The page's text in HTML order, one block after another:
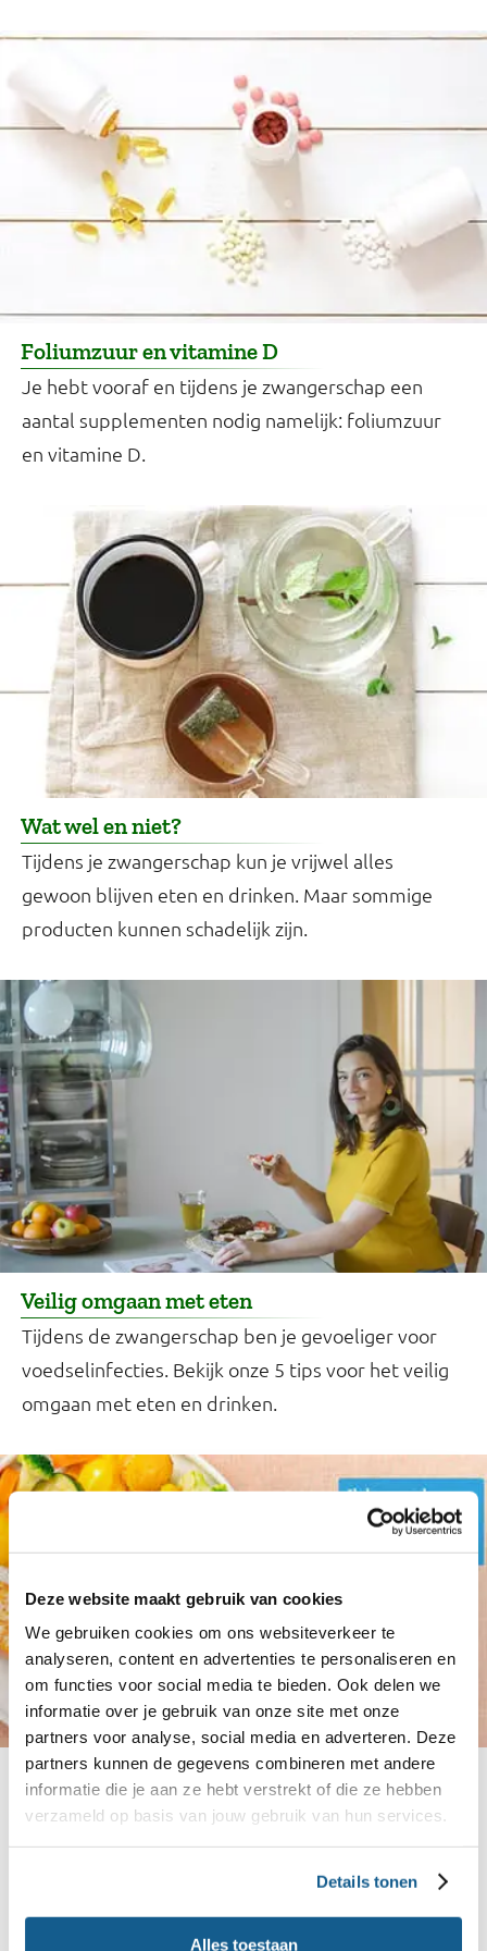
Deze website maakt gebruik van cookies
We gebruiken cookies om ons websiteverkeer te
analyseren, content en advertenties te personaliseren en
om functies voor social media te bieden. Ook delen we
informatie over je gebruik van onze site met onze
partners voor analyse, social media en adverteren. Deze
partners kunnen de gegevens combineren met andere
informatie die je aan ze hebt verstrekt of die ze hebben
verzameld op basis van jouw gebruik van hun services.
Details tonen
Alles toestaan
Foliumzuur en vitamine D
Je hebt vooraf en tijdens je zwangerschap een
aantal supplementen nodig namelijk: foliumzuur
en vitamine D.
Wat wel en niet?
Tijdens je zwangerschap kun je vrijwel alles
gewoon blijven eten en drinken. Maar sommige
producten kunnen schadelijk zijn.
Veilig omgaan met eten
Tijdens de zwangerschap ben je gevoeliger voor
voedselinfecties. Bekijk onze 5 tips voor het veilig
omgaan met eten en drinken.
Veelgestelde vragen
Als aanstaande ouder zit je vol met vragen,
bijvoorbeeld over misselijkheid tijdens de